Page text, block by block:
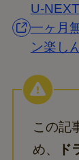
U-
一ヶ月
ン楽し
この記
め、